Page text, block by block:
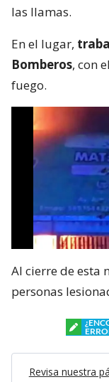
las llamas.
En el lugar,
Bomberos, con
fuego.
Al cierre de esta
personas
Revisa nuestra